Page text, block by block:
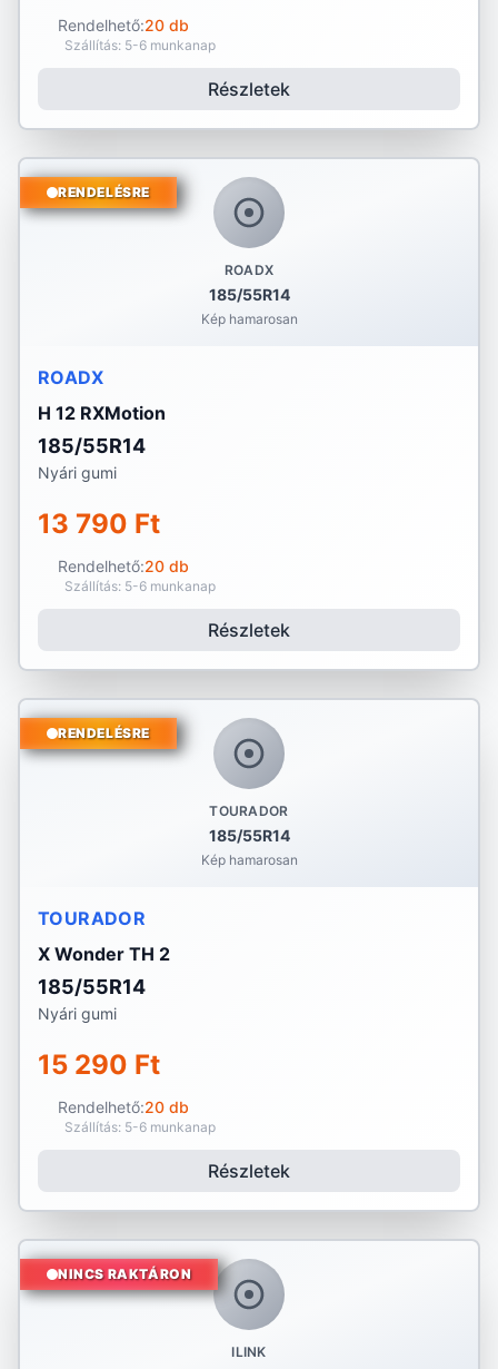
Rendelhető:20 db
Szállítás: 5-6 munkanap
Részletek
ROADX
185/55R14
Kép hamarosan
RENDELÉSRE
ROADX
H 12 RXMotion
185/55R14
Nyári gumi
13 790 Ft
Rendelhető:20 db
Szállítás: 5-6 munkanap
Részletek
TOURADOR
185/55R14
Kép hamarosan
RENDELÉSRE
TOURADOR
X Wonder TH 2
185/55R14
Nyári gumi
15 290 Ft
Rendelhető:20 db
Szállítás: 5-6 munkanap
Részletek
ILINK
NINCS RAKTÁRON